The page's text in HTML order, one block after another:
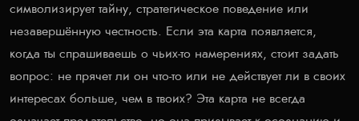
символизирует тайну, стратегическое поведение или
незавершённую честность. Если эта карта появляется,
когда ты спрашиваешь о чьих-то намерениях, стоит задать
вопрос: не прячет ли он что-то или не действует ли в своих
интересах больше, чем в твоих? Эта карта не всегда